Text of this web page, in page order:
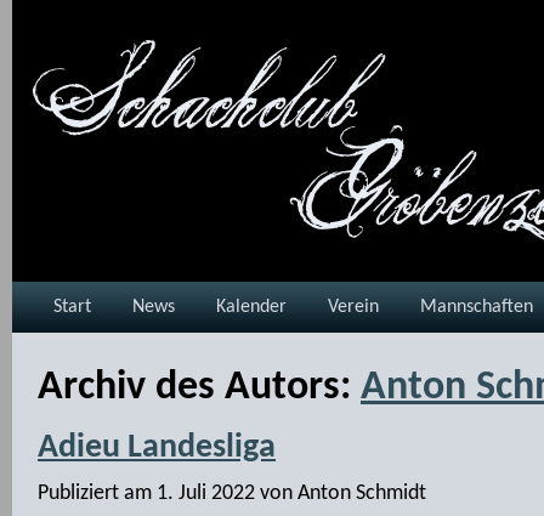
Start News Kalender Verein Mannschaften
Archiv des Autors: Anton
Adieu Landesliga
Publiziert am 1. Juli 2022 von Anton Schmidt